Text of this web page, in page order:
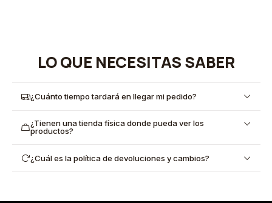
LO QUE NECESITAS SABER
¿Cuánto tiempo tardará en llegar mi pedido?
¿Tienen una tienda física donde pueda ver los
productos?
¿Cuál es la política de devoluciones y cambios?